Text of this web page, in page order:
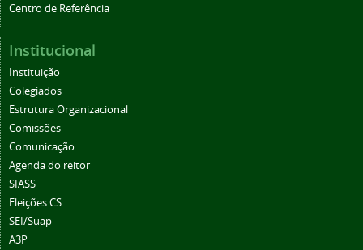
Centro de Referência
Institucional
Instituição
Colegiados
Estrutura Organizacional
Comissões
Comunicação
Agenda do reitor
SIASS
Eleições CS
SEI/Suap
A3P